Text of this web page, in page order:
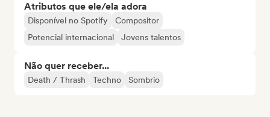
Atributos que ele/ela adora
Disponível no Spotify
Compositor
Potencial internacional
Jovens talentos
Não quer receber...
Death / Thrash Techno Sombrio